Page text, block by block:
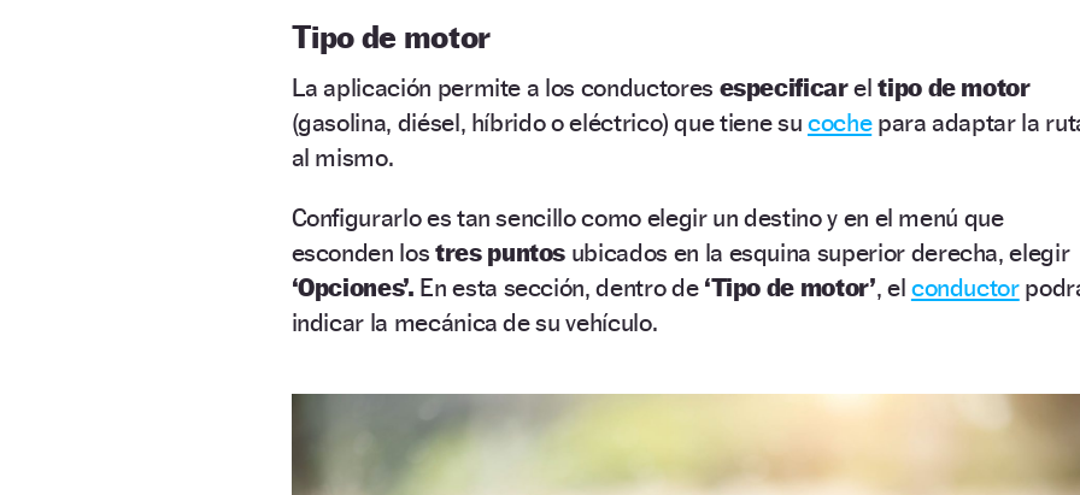
Tipo de motor
La aplicación permite a los conductores especificareltipo de motor
(gasolina, diésel, híbrido o eléctrico) que tiene su cochepara adaptar la
al mismo.
Configurarlo es tan sencillo como elegir un destino y en el menú que
esconden los tres puntos ubicados en la esquina superior derecha, elegir
‘Opciones’. En esta sección, dentro de ‘Tipo de motor’, el conductor
indicar la mecánica de su vehículo.